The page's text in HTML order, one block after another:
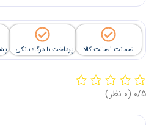
ضمانت اصالت کالا پرداخت با درگاه بانکی
‫0/5 ‫(0 نظر)